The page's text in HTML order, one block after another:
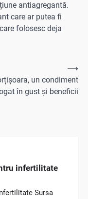
antiagregantă.
care ar putea fi
folosesc deja
un condiment
în gust și beneficii
⟶
infertilitate
Sursa